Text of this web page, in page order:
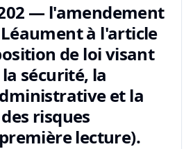
— l'amendement
Léaument à l'article
de loi visant
sécurité, la
et la
risques
lecture).